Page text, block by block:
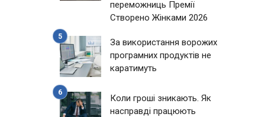
переможниць Премії
Створено Жінками 2026
За використання ворожих
програмних продуктів не
каратимуть
Коли гроші зникають. Як
насправді працюють